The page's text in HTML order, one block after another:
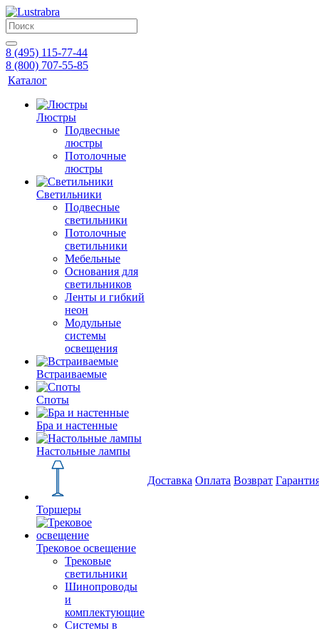
8 (495) 115-77-44
8 (800) 707-55-85
Каталог
Люстры
Подвесные
люстры
Потолочные
люстры
Светильники
Подвесные
светильники
Потолочные
светильники
Мебельные
Основания для
светильников
Ленты и гибкий
неон
Модульные
системы
освещения
Встраиваемые
Споты
Бра и настенные
Настольные лампы
Торшеры
Трековое освещение
Трековые
светильники
Шинопроводы
и
комплектующие
Системы в
Доставка Оплата Возврат